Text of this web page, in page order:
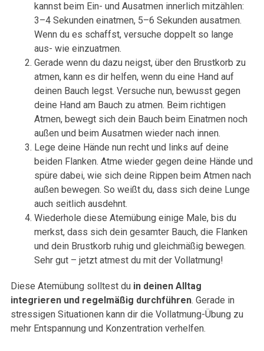
kannst beim Ein- und Ausatmen innerlich mitzählen:
3–4 Sekunden einatmen, 5–6 Sekunden ausatmen.
Wenn du es schaffst, versuche doppelt so lange
aus- wie einzuatmen.
Gerade wenn du dazu neigst, über den Brustkorb zu
atmen, kann es dir helfen, wenn du eine Hand auf
deinen Bauch legst. Versuche nun, bewusst gegen
deine Hand am Bauch zu atmen. Beim richtigen
Atmen, bewegt sich dein Bauch beim Einatmen noch
außen und beim Ausatmen wieder nach innen.
Lege deine Hände nun recht und links auf deine
beiden Flanken. Atme wieder gegen deine Hände und
spüre dabei, wie sich deine Rippen beim Atmen nach
außen bewegen. So weißt du, dass sich deine Lunge
auch seitlich ausdehnt.
Wiederhole diese Atemübung einige Male, bis du
merkst, dass sich dein gesamter Bauch, die Flanken
und dein Brustkorb ruhig und gleichmäßig bewegen.
Sehr gut – jetzt atmest du mit der Vollatmung!
Diese Atemübung solltest du in deinen Alltag
integrieren und regelmäßig durchführen. Gerade in
stressigen Situationen kann dir die Vollatmung-Übung zu
mehr Entspannung und Konzentration verhelfen.